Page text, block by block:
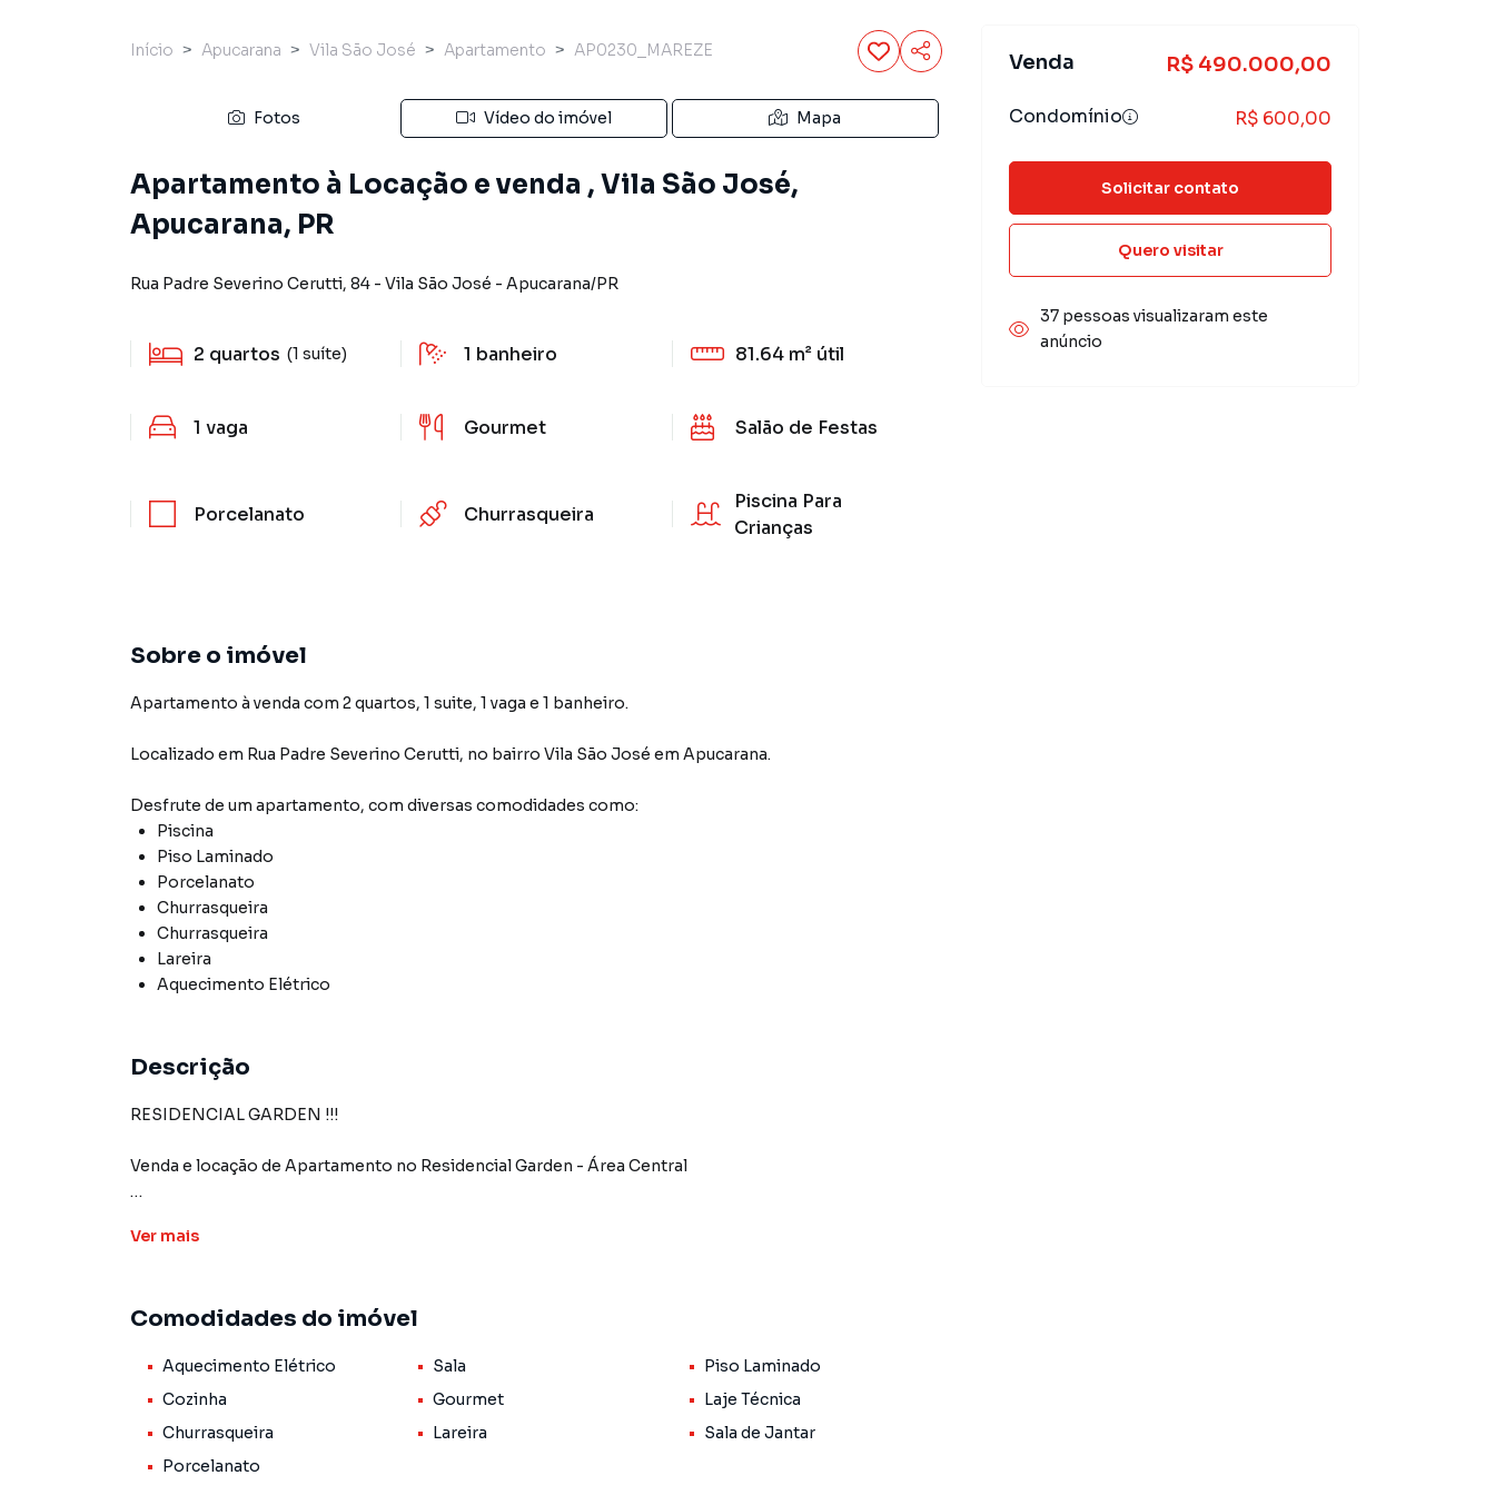
Início Apucarana Vila São José Apartamento AP0230_MAREZE
Fotos Vídeo do imóvel Mapa
Apartamento à Locação e venda , Vila São José,
Apucarana, PR
Rua Padre Severino Cerutti, 84 - Vila São José - Apucarana/PR
2 quartos (1 suíte) 1 banheiro 81.64 m² útil
1 vaga Gourmet Salão de Festas
Porcelanato Churrasqueira
Piscina Para
Crianças
Sobre o imóvel
Apartamento à venda com 2 quartos, 1 suite, 1 vaga e 1 banheiro.
Localizado em Rua Padre Severino Cerutti, no bairro Vila São José em Apucarana.
Desfrute de um apartamento, com diversas comodidades como:
Piscina
Piso Laminado
Porcelanato
Churrasqueira
Churrasqueira
Lareira
Aquecimento Elétrico
Descrição
RESIDENCIAL GARDEN !!!
Venda e locação de Apartamento no Residencial Garden - Área Central
Andar: 4º andar
Layout: Cozinha integrada com sala de jantar e sala de TV em conceito aberto
Área Gourmet: Sim
Banheiro Social: Sim
Quartos: 2 quartos, sendo 1 suíte
Vista: Vista para a cidade
Ver mais
Comodidades do imóvel
Aquecimento Elétrico Sala
Piso Laminado
Cozinha
Gourmet
Laje Técnica
Churrasqueira
Lareira
Sala de Jantar
Porcelanato
Venda R$ 490.000,00
Condomínio R$ 600,00
Solicitar contato
Quero visitar
37 pessoas visualizaram este
anúncio